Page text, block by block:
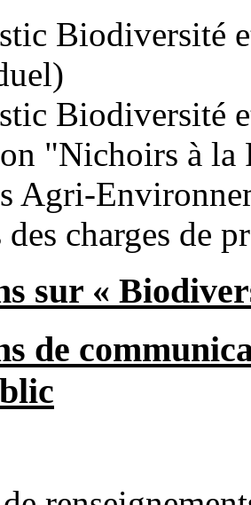
Biodiversité
Biodiversité
"Nichoirs à la
Agri-
des charges de
sur «
de